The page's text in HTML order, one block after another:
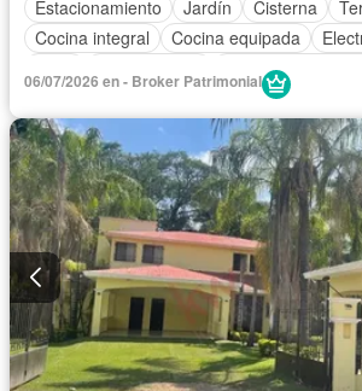
Estacionamiento
Jardín Cisterna
Cocina integral
Cocina equipada
Recámara con
06/07/2026 en - Broker Patrimonial